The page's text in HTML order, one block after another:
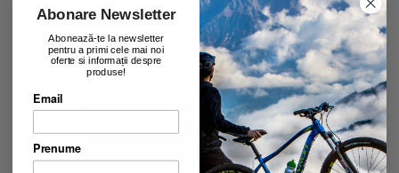
61900 lei
Abonare Newsletter
Abonează-te la newsletter
pentru a primi cele mai noi
oferte si informații despre
produse!
Email
Prenume